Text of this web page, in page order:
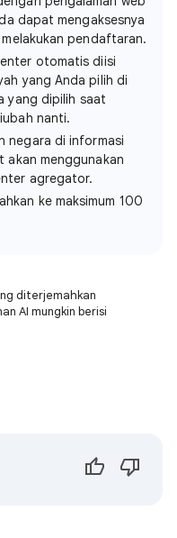
dapat mengaksesnya
pendaftaran.
otomatis diisi
yang Anda pilih di
yang dipilih saat
nanti.
negara di informasi
akan menggunakan
agregator.
ke maksimum 100
diterjemahkan
AI mungkin berisi